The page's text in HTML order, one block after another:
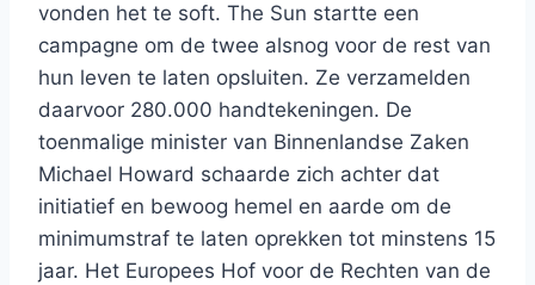
vonden het te soft. The Sun startte een
campagne om de twee alsnog voor de rest van
hun leven te laten opsluiten. Ze verzamelden
daarvoor 280.000 handtekeningen. De
toenmalige minister van Binnenlandse Zaken
Michael Howard schaarde zich achter dat
initiatief en bewoog hemel en aarde om de
minimumstraf te laten oprekken tot minstens 15
jaar. Het Europees Hof voor de Rechten van de